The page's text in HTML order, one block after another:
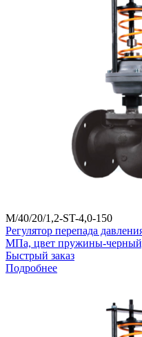
M/40/20/1,2-ST-4,0-150
Регулятор перепада
МПа, цвет пружины-
Быстрый заказ
Подробнее